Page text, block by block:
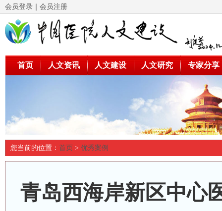
会员登录 ｜ 会员注册
首页 人文资讯 人文建设 人文研究 专家分享
您当前的位置： 首页 > 优秀案例
青岛西海岸新区中心